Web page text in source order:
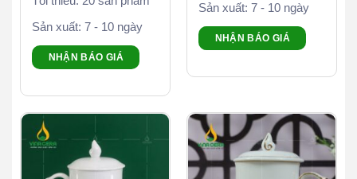
Sản xuất: 7 - 10 ngày
NHẬN BÁO GIÁ
Sản xuất: 7 - 10 ngày
NHẬN BÁO GIÁ